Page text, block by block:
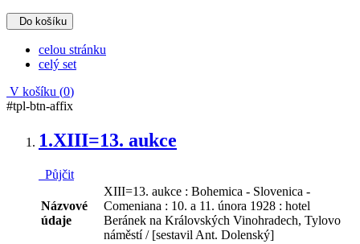
Do košíku
celou stránku
celý set
V košíku (0)
#tpl-btn-affix
1.XIII=13. aukce
Půjčit
Názvové
údaje
XIII=13. aukce : Bohemica - Slovenica -
Comeniana : 10. a 11. února 1928 : hotel
Beránek na Královských Vinohradech, Tylovo
náměstí / [sestavil Ant. Dolenský]